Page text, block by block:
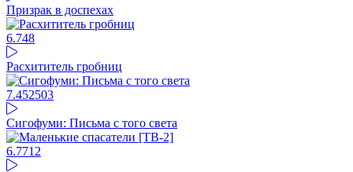
Призрак в доспехах
6.748
Расхититель гробниц
7.452503
Сигофуми: Письма с того света
6.7712